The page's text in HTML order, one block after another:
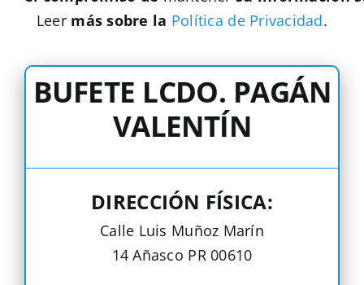
Leer más sobre la Política de Privacidad.
BUFETE LCDO. PAGÁN
VALENTÍN
DIRECCIÓN FÍSICA:
Calle Luis Muñoz Marín
14 Añasco PR 00610